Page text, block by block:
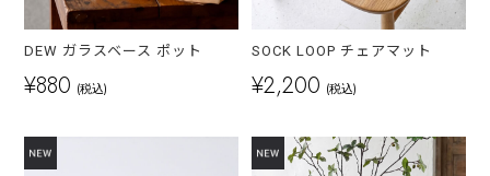
DEW ガラスベース ポット
¥880 (税込)
SOCK LOOP チェアマット
¥2,200 (税込)